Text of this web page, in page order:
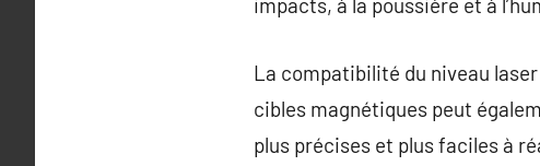
La compatibilité du niveau
cibles magnétiques peut
plus précises et plus faciles à